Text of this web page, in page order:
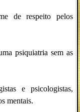
de respeito pelos
psiquiatria sem as
e psicologistas,
mentais.